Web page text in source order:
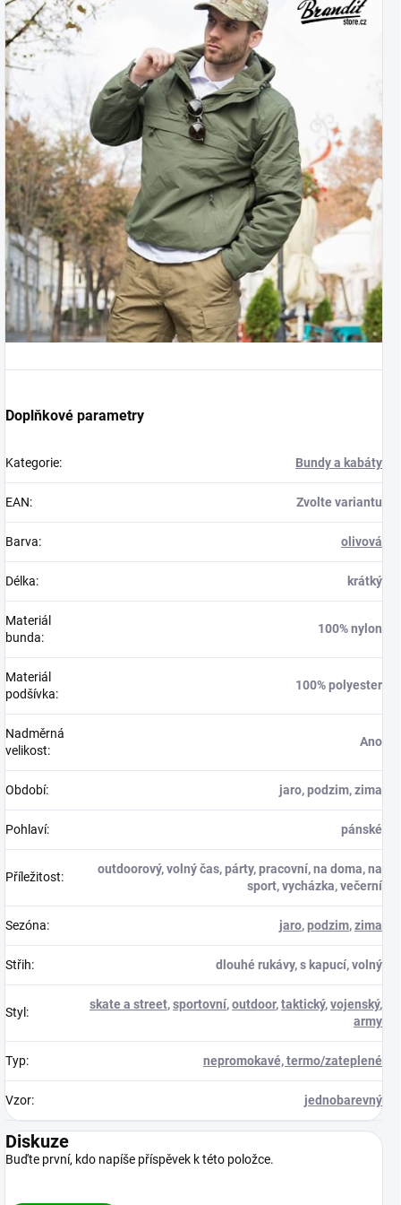
Doplňkové parametry
Kategorie: Bundy a kabáty
EAN: Zvolte variantu
Barva: olivová
Délka: krátký
Materiál
bunda:
100% nylon
Materiál
podšívka:
100% polyester
Nadměrná
velikost:
Ano
Období: jaro, podzim, zima
Pohlaví: pánské
Příležitost:
outdoorový, volný čas, párty, pracovní, na doma, na
sport, vycházka, večerní
Sezóna: jaro,podzim,zima
Střih: dlouhé rukávy, s kapucí, volný
Styl :
skate a street,sportovní,outdoor,taktický,vojenský,
army
Typ: nepromokavé, termo/zateplené
Vzor: jednobarevný
Diskuze
Buďte první, kdo napíše příspěvek k této položce.